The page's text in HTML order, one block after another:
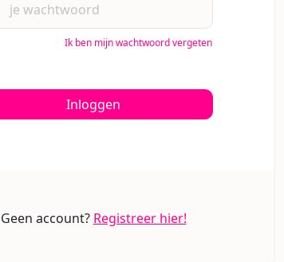
je wachtwoord
Ik ben mijn wachtwoord vergeten
Inloggen
Geen account? Registreer hier!